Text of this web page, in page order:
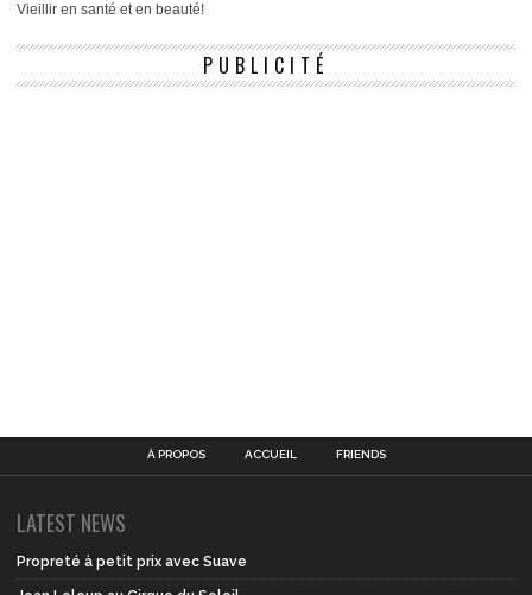
Vieillir en santé et en beauté!
PUBLICITÉ
À PROPOS ACCUEIL FRIENDS
LATEST NEWS
Propreté à petit prix avec Suave